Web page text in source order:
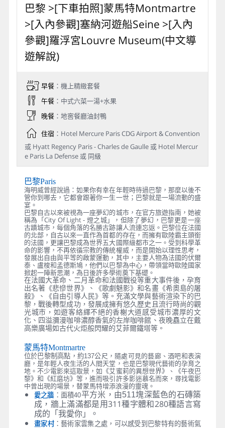
巴黎 >[下車拍照]蒙馬特Montmartre
>[入內參觀]塞納河遊船Seine >[入內
參觀]羅浮宮Louvre Museum(中文導
遊解說)
早餐：機上精緻套餐
午餐：中式六菜一湯+水果
晚餐：地窖餐廳油封鴨
住宿：Hotel Mercure Paris CDG Airport & Convention
或 Hyatt Regency Paris - Charles de Gaulle 或 Hotel Mercur
e Paris La Defense 或 同級
巴黎Paris
海明威曾經說過：如果你有幸在年輕時待過巴黎，那麼以後不
管你到哪去，它都會跟著你一生一世；巴黎就是一場流動的盛
宴。
巴黎自古以來被視為一座夢幻的城市，在官方旅遊指南，她被
稱為「City Of Light - 燈之城」，但除了夢幻，巴黎更是一座
古蹟城市，每個角落的名勝古跡讓人流連忘返。巴黎位在法國
的北部，自古以來一直作為首都的存在，而擁有歐陸霸主頭銜
的法國，更讓巴黎成為世界五大國際級都市之一。受到科學革
命的影響，不再依循宗教的傳統權威，而是開始以理性思考，
發展出自由與平等的啟蒙運動，其中，主要人物為法國的伏爾
泰、盧梭和孟德斯鳩，他們以巴黎為中心，帶領當時歐陸國家
掀起一陣新思潮，為日後許多學術奠下基礎。
在法國大革命、二月革命和法國戰役等重大事件後，孕育
出名著《悲慘世界》、《歌劇魅影》和名畫《希奧島的屠
殺》、《自由引導人民》等。充滿文學與藝術渲染下的巴
黎，戰後轉型成功，發展成擁有悠久歷史且流行時尚的觀
光城市，如遊客絡繹不絕的香榭大道感受城市濃厚的文
化、四溢瀰漫咖啡濃醇香氣的左岸咖啡館、夜晚矗立在戴
高樂廣場如古代火炬般閃耀的艾菲爾鐵塔等。
蒙馬特Montmartre
位於巴黎制高點，約137公尺，隨處可見的藝廊、酒吧和表演
廳，是年輕人夜生活的人間天堂，也是巴黎現代藝術的孕育之
地。不少電影來這取景，如《艾蜜莉的異想世界》、《午夜巴
黎》和《紅磨坊》等，進而吸引許多影迷慕名而來，尋找電影
中曾出現的場景，替蒙馬特增添浪漫的靈魂。
愛之牆 ：面積40平方米，由511塊深藍色的石磚築
成，牆上滿滿都是用311種字體和280種語言寫
成的「我愛你」。
畫家村：藝術家雲集之處，可以感受到巴黎特有的藝術氣